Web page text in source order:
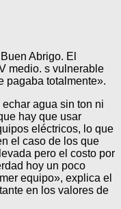
Abrigo. El
medio. s vulnerable
pagaba totalmente».
agua sin ton ni
hay que usar
eléctricos, lo que
el caso de los que
pero el costo por
hoy un poco
equipo», explica el
en los valores de